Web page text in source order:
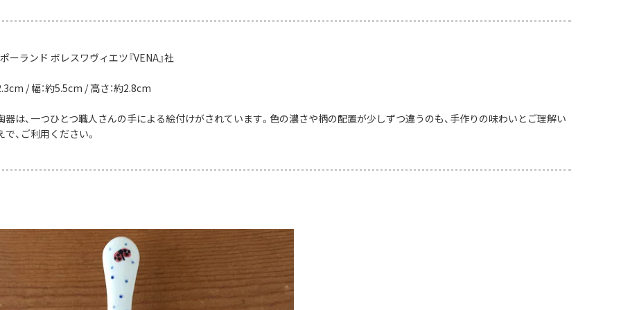
ーランド ボレスワヴィエツ『VENA』社
/ 幅：約5.5cm / 高さ：約2.8cm
器は、一つひとつ職人さんの手による絵付けがされています。色の濃さや柄の配置が少しずつ違うのも、手作りの味わいとご理解い
、ご利用ください。